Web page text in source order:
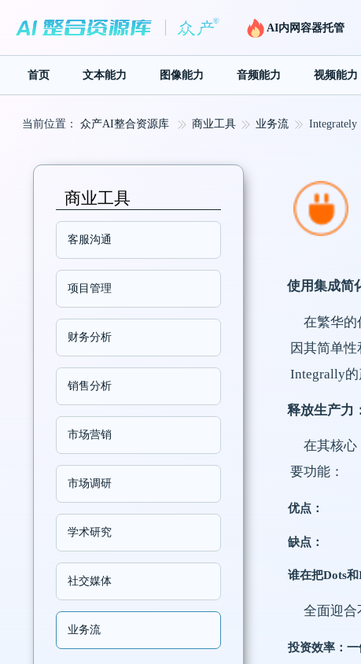
AI内网容器托管
首页 文本能力 图像能力 音频能力 视频能力
当前位置： 众产AI整合资源库 商业工具 业务流 Integrately
使用集成简
在繁华的
因其简单
Integrally的
释放生产力
在其核心
要功能：
优点：
缺点：
谁在把Dots
全面迎合
投资效率：
商业工具
客服沟通
项目管理
财务分析
销售分析
市场营销
市场调研
学术研究
社交媒体
业务流